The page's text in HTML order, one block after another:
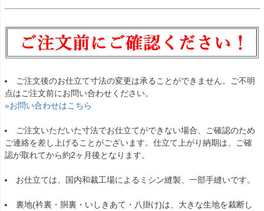
ご注文後のお仕立て寸法の変更は承ることができません。ご不明
点はご注文前にお問い合わせください。
»お問い合わせはこちら
ご注文いただいた寸法でお仕立てができない場合、ご確認のため
ご連絡を差し上げることがございます。仕立て上がり納期は、ご確
認が取れてから約2ヶ月後となります。
お仕立ては、国内和裁工場によるミシン縫製、一部手縫いです。
裏地(衿裏・胴裏・いしきあて・八掛け)は、大きな生地を裁断し